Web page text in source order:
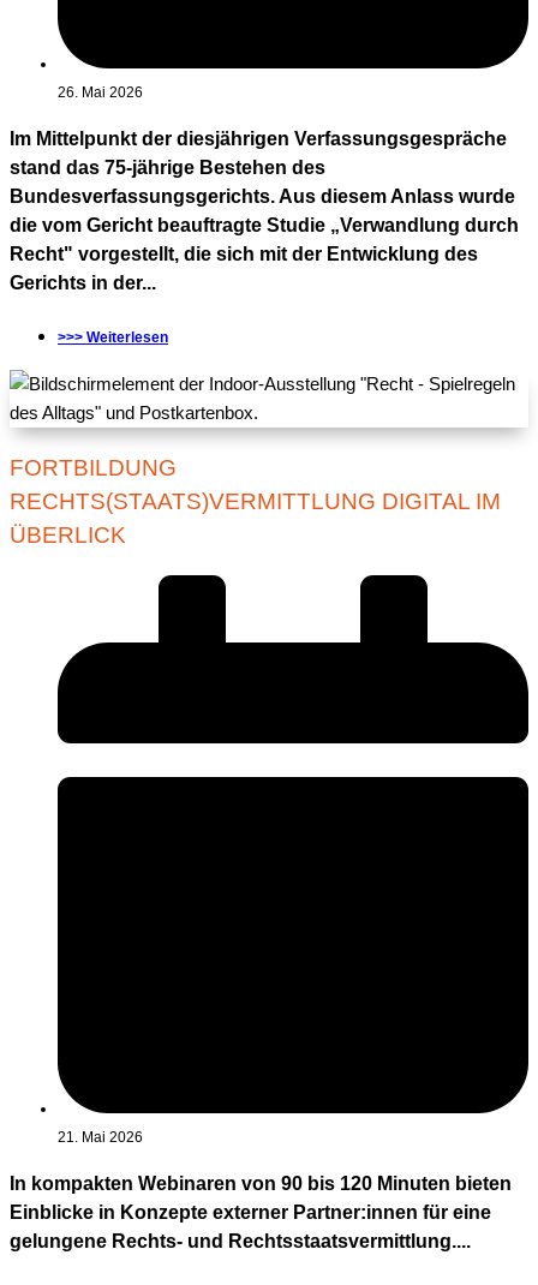
26. Mai 2026
Im Mittelpunkt der diesjährigen Verfassungsgespräche
stand das 75-jährige Bestehen des
Bundesverfassungsgerichts. Aus diesem Anlass wurde
die vom Gericht beauftragte Studie „Verwandlung durch
Recht" vorgestellt, die sich mit der Entwicklung des
Gerichts in der...
>>> Weiterlesen
FORTBILDUNG
RECHTS(STAATS)VERMITTLUNG DIGITAL IM
ÜBERLICK
21. Mai 2026
In kompakten Webinaren von 90 bis 120 Minuten bieten
Einblicke in Konzepte externer Partner:innen für eine
gelungene Rechts- und Rechtsstaatsvermittlung....